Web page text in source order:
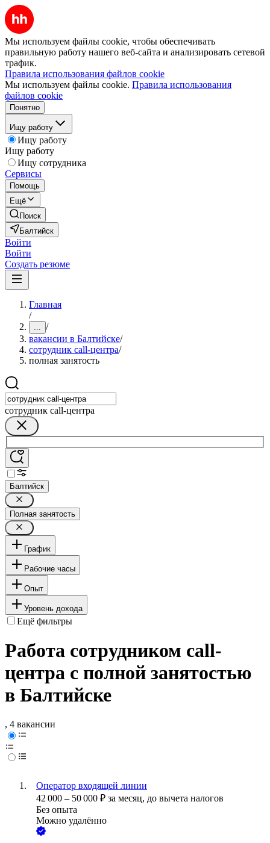
Мы используем файлы cookie, чтобы обеспечивать
правильную работу нашего веб-сайта и анализировать сетевой
трафик.
Правила использования файлов cookie
Мы используем файлы cookie. Правила использования
файлов cookie
Понятно
Ищу работу
Ищу работу
Ищу работу
Ищу сотрудника
Сервисы
Помощь
Ещё
Поиск
Балтийск
Войти
Войти
Создать резюме
Главная
/
... /
вакансии в Балтийске/
сотрудник call-центра/
полная занятость
сотрудник call-центра
Балтийск
Полная занятость
График
Рабочие часы
Опыт
Уровень дохода
Ещё фильтры
Работа сотрудником call-
центра с полной занятостью
в Балтийске
, 4 вакансии
Оператор входящей линии
42 000 – 50 000 ₽ за месяц, до вычета налогов
Без опыта
Можно удалённо